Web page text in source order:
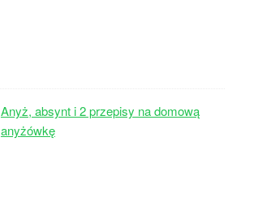
Anyż, absynt i 2 przepisy na domową
anyżówkę